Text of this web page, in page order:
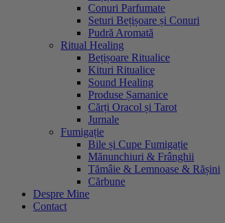
Conuri Parfumate
Seturi Bețișoare și Conuri
Pudră Aromată
Ritual Healing
Bețișoare Ritualice
Kituri Ritualice
Sound Healing
Produse Șamanice
Cărți Oracol și Tarot
Jurnale
Fumigație
Bile și Cupe Fumigație
Mănunchiuri & Frânghii
Tămâie & Lemnoase & Rășini
Cărbune
Despre Mine
Contact